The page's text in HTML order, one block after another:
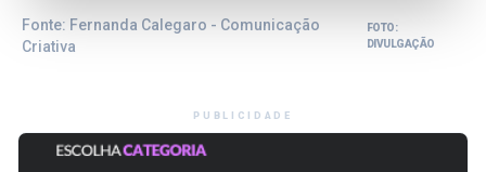
Fonte: Fernanda Calegaro - Comunicação
Criativa
FOTO:
DIVULGAÇÃO
PUBLICIDADE